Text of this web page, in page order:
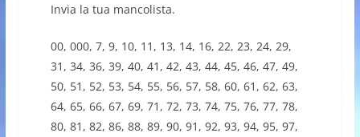
Invia la tua mancolista.
00, 000, 7, 9, 10, 11, 13, 14, 16, 22, 23, 24, 29,
31, 34, 36, 39, 40, 41, 42, 43, 44, 45, 46, 47, 49,
50, 51, 52, 53, 54, 55, 56, 57, 58, 60, 61, 62, 63,
64, 65, 66, 67, 69, 71, 72, 73, 74, 75, 76, 77, 78,
80, 81, 82, 86, 88, 89, 90, 91, 92, 93, 94, 95, 97,